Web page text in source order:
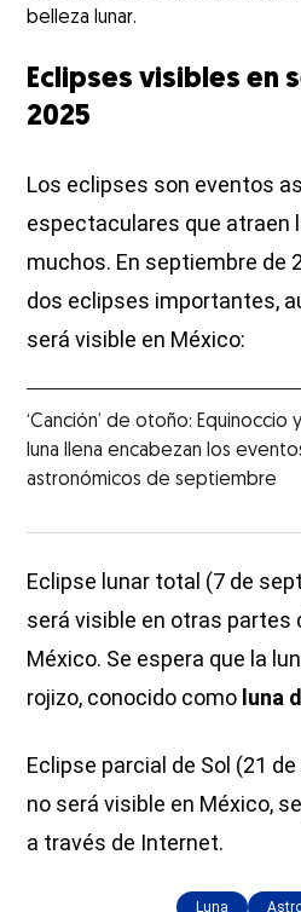
belleza lunar.
Eclipses visibles en
2025
Los eclipses son eventos
espectaculares que atraen
muchos. En septiembre de
dos eclipses importantes,
será visible en México:
‘Canción’ de otoño: Equinoccio y
luna llena encabezan los
astronómicos de septiembre
Eclipse lunar total (7 de
será visible en otras partes
México. Se espera que la
rojizo, conocido como luna
Eclipse parcial de Sol (21
no será visible en México,
a través de Internet.
Luna